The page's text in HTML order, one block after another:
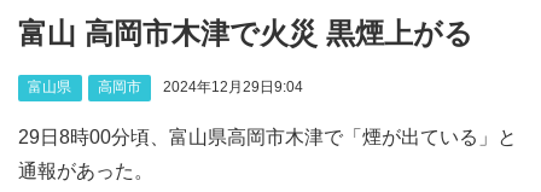
富山 高岡市木津で火災 黒煙上がる
富山県 高岡市 2024年12月29日9:04
29日8時00分頃、富山県高岡市木津で「煙が出ている」と
通報があった。